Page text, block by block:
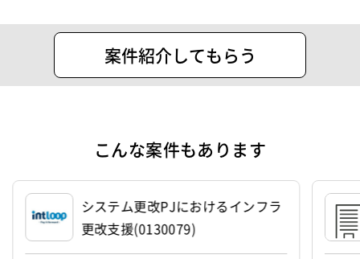
渋谷区代々木1-30-14天翔オフィス代々
朝田 健
案件紹介してもらう
こんな案件もあります
システム更改PJにおけるインフラ
更改支援(0130079)